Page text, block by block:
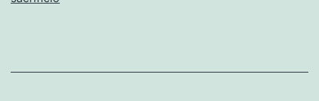
madrugada: